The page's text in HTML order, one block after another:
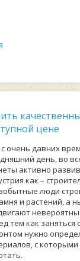
цене
очень давних
день, во
активно
как –
люди
и растений, а
тем как заняться
нужно
с